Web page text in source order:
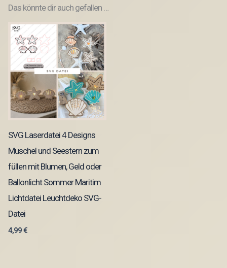
Das könnte dir auch gefallen …
SVG Laserdatei 4 Designs
Muschel und Seestern zum
füllen mit Blumen, Geld oder
Ballonlicht Sommer Maritim
Lichtdatei Leuchtdeko SVG-
Datei
4,99€